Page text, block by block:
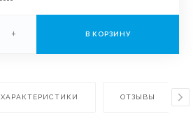
+ В КОРЗИНУ
ХАРАКТЕРИСТИКИ ОТЗЫВЫ